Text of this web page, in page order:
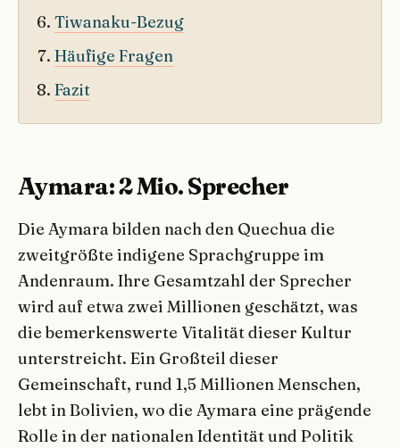
Tiwanaku-Bezug
Häufige Fragen
Fazit
Aymara: 2 Mio. Sprecher
Die Aymara bilden nach den Quechua die
zweitgrößte indigene Sprachgruppe im
Andenraum. Ihre Gesamtzahl der Sprecher
wird auf etwa zwei Millionen geschätzt, was
die bemerkenswerte Vitalität dieser Kultur
unterstreicht. Ein Großteil dieser
Gemeinschaft, rund 1,5 Millionen Menschen,
lebt in Bolivien, wo die Aymara eine prägende
Rolle in der nationalen Identität und Politik